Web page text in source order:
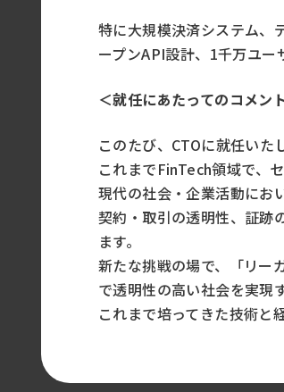
特に大規模決済システム、
ープンAPI設計、1千万ユー
＜就任にあたってのコメン
このたび、CTOに就任いた
これまでFinTech領域で、
現代の社会・企業活動にお
契約・取引の透明性、証跡
ます。
新たな挑戦の場で、「リー
で透明性の高い社会を実現
これまで培ってきた技術と